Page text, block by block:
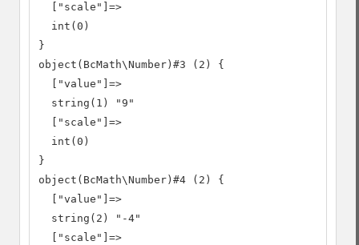
  ["scale"]=>
  int(0)
}
object(BcMath\Number)#3 (2) {
  ["value"]=>
  string(1) "9"
  ["scale"]=>
  int(0)
}
object(BcMath\Number)#4 (2) {
  ["value"]=>
  string(2) "-4"
  ["scale"]=>